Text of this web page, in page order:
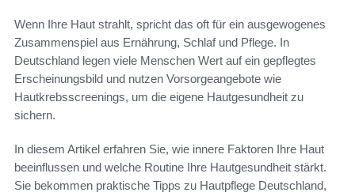
Wenn Ihre Haut strahlt, spricht das oft für ein ausgewogenes
Zusammenspiel aus Ernährung, Schlaf und Pflege. In
Deutschland legen viele Menschen Wert auf ein gepflegtes
Erscheinungsbild und nutzen Vorsorgeangebote wie
Hautkrebsscreenings, um die eigene Hautgesundheit zu
sichern.
In diesem Artikel erfahren Sie, wie innere Faktoren Ihre Haut
beeinflussen und welche Routine Ihre Hautgesundheit stärkt.
Sie bekommen praktische Tipps zu Hautpflege Deutschland,